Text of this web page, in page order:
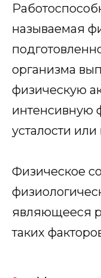
называемая
организма
физическую
интенсивную
усталости
Физическое
являющееся
таких